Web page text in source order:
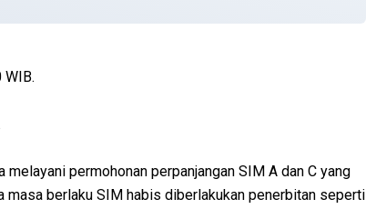
WIB.
permohonan perpanjangan SIM A dan C yang
berlaku SIM habis diberlakukan penerbitan seperti